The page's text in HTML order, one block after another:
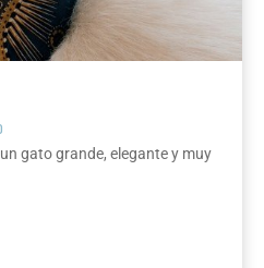
gato grande, elegante y muy